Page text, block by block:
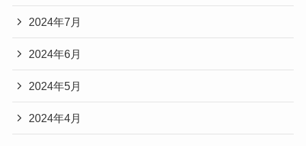
2024年7月
2024年6月
2024年5月
2024年4月